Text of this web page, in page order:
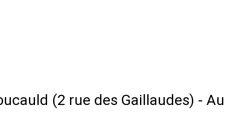
(2 rue des Gaillaudes) - Au